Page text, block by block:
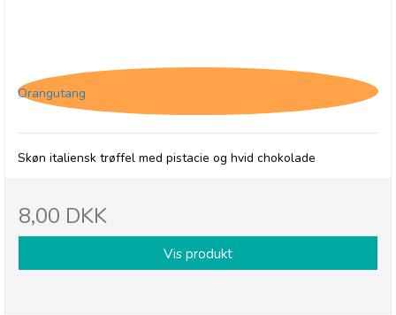
Orangutang
Skøn italiensk trøffel med pistacie og hvid chokolade
8,00 DKK
Vis produkt